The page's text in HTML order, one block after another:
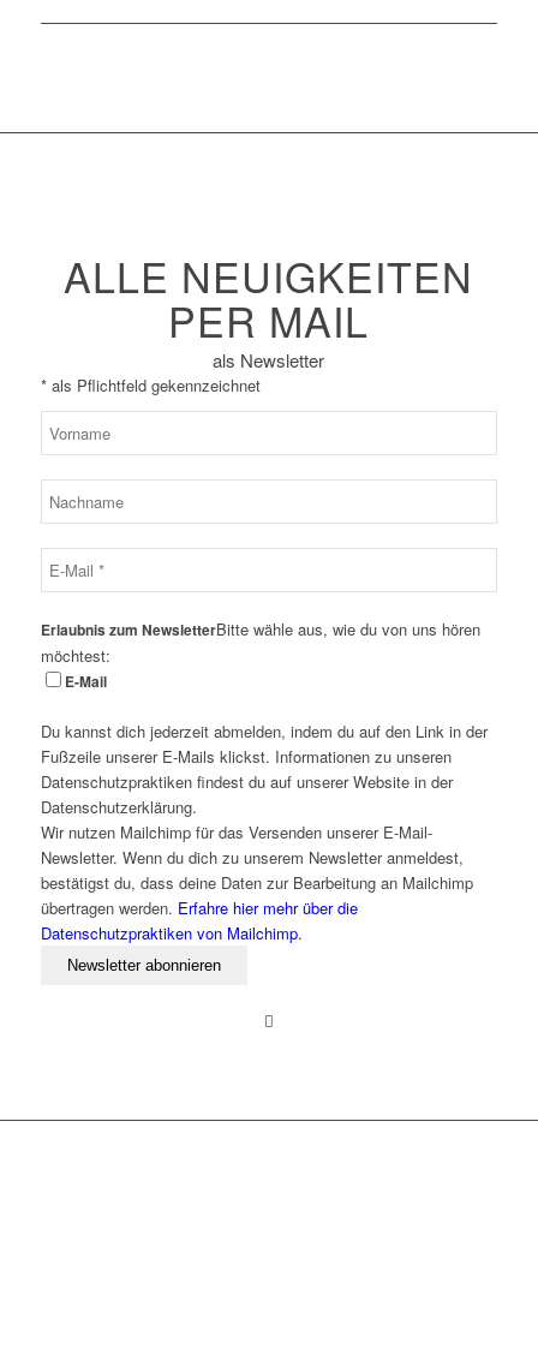
ALLE NEUIGKEITEN
PER MAIL
als Newsletter
*als Pflichtfeld gekennzeichnet
Erlaubnis zum NewsletterBitte wähle aus, wie du von uns hören
möchtest:
E-Mail
Du kannst dich jederzeit abmelden, indem du auf den Link in der
Fußzeile unserer E-Mails klickst. Informationen zu unseren
Datenschutzpraktiken findest du auf unserer Website in der
Datenschutzerklärung.
Wir nutzen Mailchimp für das Versenden unserer E-Mail-
Newsletter. Wenn du dich zu unserem Newsletter anmeldest,
bestätigst du, dass deine Daten zur Bearbeitung an Mailchimp
übertragen werden. Erfahre hier mehr über die
Datenschutzpraktiken von Mailchimp.